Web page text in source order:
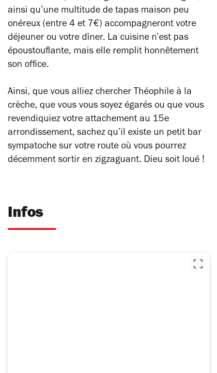
ainsi qu’une multitude de tapas maison peu
onéreux (entre 4 et 7€) accompagneront votre
déjeuner ou votre dîner. La cuisine n’est pas
époustouflante, mais elle remplit honnêtement
son office.
Ainsi, que vous alliez chercher Théophile à la
crèche, que vous vous soyez égarés ou que vous
revendiquiez votre attachement au 15e
arrondissement, sachez qu’il existe un petit bar
sympatoche sur votre route où vous pourrez
décemment sortir en zigzaguant. Dieu soit loué !
Infos